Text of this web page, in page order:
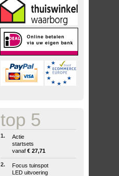
top 5
1.
Actie
startsets
vanaf € 27,71
2.
Focus tuinspot
LED uitvoering